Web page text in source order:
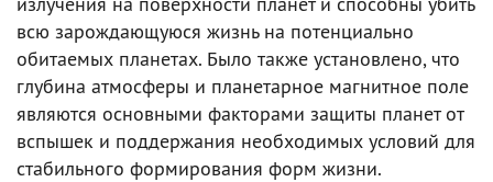
всю зарождающуюся жизнь на потенциально
обитаемых планетах. Было также установлено, что
глубина атмосферы и планетарное магнитное поле
являются основными факторами защиты планет от
вспышек и поддержания необходимых условий для
стабильного формирования форм жизни.